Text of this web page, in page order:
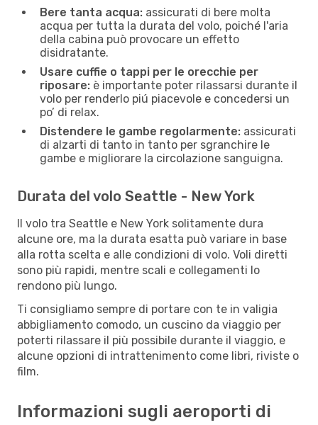
Bere tanta acqua: assicurati di bere molta
acqua per tutta la durata del volo, poiché l'aria
della cabina può provocare un effetto
disidratante.
Usare cuffie o tappi per le orecchie per
riposare: è importante poter rilassarsi durante il
volo per renderlo piú piacevole e concedersi un
po’ di relax.
Distendere le gambe regolarmente: assicurati
di alzarti di tanto in tanto per sgranchire le
gambe e migliorare la circolazione sanguigna.
Durata del volo Seattle - New York
Il volo tra Seattle e New York solitamente dura
alcune ore, ma la durata esatta può variare in base
alla rotta scelta e alle condizioni di volo. Voli diretti
sono più rapidi, mentre scali e collegamenti lo
rendono più lungo.
Ti consigliamo sempre di portare con te in valigia
abbigliamento comodo, un cuscino da viaggio per
poterti rilassare il più possibile durante il viaggio, e
alcune opzioni di intrattenimento come libri, riviste o
film.
Informazioni sugli aeroporti di